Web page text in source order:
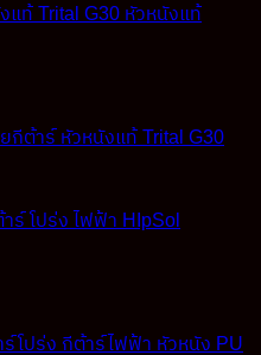
กีต้าร์ หัวหนังแท้ Trital G30
โปร่ง กีต้าร์ไฟฟ้า หัวหนัง PU